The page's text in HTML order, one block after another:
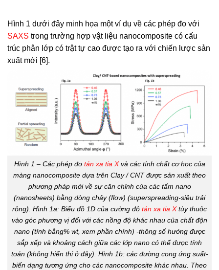
Hình 1 dưới đây minh họa một ví dụ về các phép đo với
SAXS trong trường hợp vật liệu nanocomposite có cấu
trúc phân lớp có trật tự cao được tạo ra với chiến lược sản
xuất mới [6].
Hình 1 – Các phép đotán xạ tia Xvà các tính chất cơ học của
màng nanocomposite dựa trên Clay / CNT được sản xuất theo
phương pháp mới về sự căn chỉnh của các tấm nano
(nanosheets) bằng dòng chảy (flow) (superspreading-siêu trải
rộng). Hình 1a: Biểu đồ 1D của cường độ tán xạ tia Xtùy thuộc
vào góc phương vị đối với các nồng độ khác nhau của chất độn
nano (tính bằng% wt, xem phần chính) -thông số hướng được
sắp xếp và khoảng cách giữa các lớp nano có thể được tính
toán (không hiển thị ở đây). Hình 1b: các đường cong ứng suất-
biến dạng tương ứng cho các nanocomposite khác nhau. Theo